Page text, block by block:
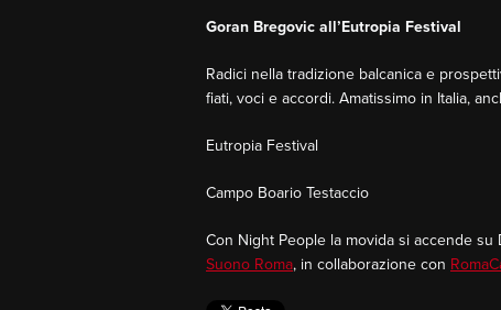
Goran Bregovic all’Eutropia Festival
Radici nella tradizione balcanica e
fiati, voci e accordi. Amatissimo in Italia,
Eutropia Festival
Campo Boario Testaccio
Con Night People la movida si accende
Suono Roma, in collaborazione con